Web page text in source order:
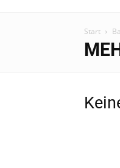
Start